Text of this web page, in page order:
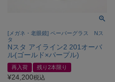
[メガネ・老眼鏡] ペーパーグラス Nス
タ
Nスタ アイライン2 201オーバ
ル(ゴールド×パープル)
再入荷 残り2本限り
¥24,200税込